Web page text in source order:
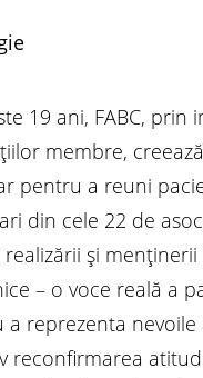
19 ani, FABC, prin
membre,
pentru a reuni
din cele 22 de
realizării și
– o voce reală a
a reprezenta nevoile
reconfirmarea